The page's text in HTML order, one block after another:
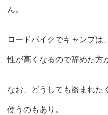
ん。
ロードバイクでキャンプは
性が高くなるので辞めた方
なお、どうしても盗まれた
使うのもあり。